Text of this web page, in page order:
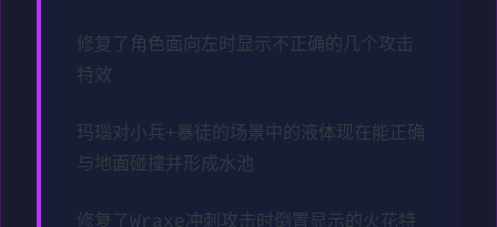
修复了角色面向左时显示不正确的几个攻击
特效
玛瑙对小兵+暴徒的场景中的液体现在能正确
与地面碰撞并形成水池
修复了Wraxe冲刺攻击时倒置显示的火花特